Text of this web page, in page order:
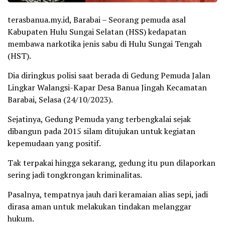
terasbanua.my.id, Barabai – Seorang pemuda asal
Kabupaten Hulu Sungai Selatan (HSS) kedapatan
membawa narkotika jenis sabu di Hulu Sungai Tengah
(HST).
Dia diringkus polisi saat berada di Gedung Pemuda Jalan
Lingkar Walangsi-Kapar Desa Banua Jingah Kecamatan
Barabai, Selasa (24/10/2023).
Sejatinya, Gedung Pemuda yang terbengkalai sejak
dibangun pada 2015 silam ditujukan untuk kegiatan
kepemudaan yang positif.
Tak terpakai hingga sekarang, gedung itu pun dilaporkan
sering jadi tongkrongan kriminalitas.
Pasalnya, tempatnya jauh dari keramaian alias sepi, jadi
dirasa aman untuk melakukan tindakan melanggar
hukum.